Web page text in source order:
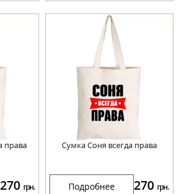
права
270 грн.
Сумка Соня всегда права
Подробнее 270 грн.